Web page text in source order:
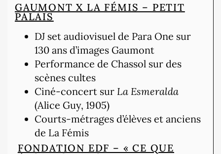
GAUMONT X LA FÉMIS – PETIT
PALAIS
DJ set audiovisuel de Para One sur
130 ans d’images Gaumont
Performance de Chassol sur des
scènes cultes
Ciné-concert sur La Esmeralda
(Alice Guy, 1905)
Courts-métrages d’élèves et anciens
de La Fémis
FONDATION EDF – « CE QUE